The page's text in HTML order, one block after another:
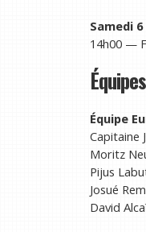
Samedi
14h00 —
Équipe
Capitaine
Moritz
Pijus
Josué
David